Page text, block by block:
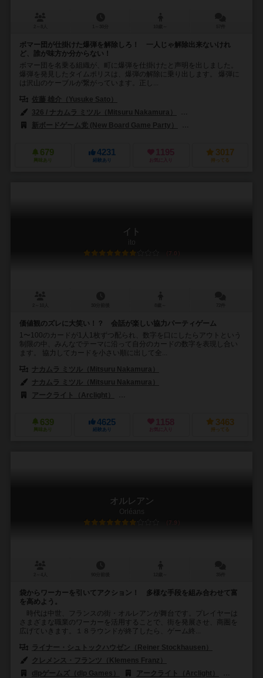
ボマー団が仕掛けた爆弾を解除しろ！ 一人じゃ解除出来ないけれ
ど、誰が味方か分からない！
ボマー団を名乗る組織が、町に爆弾を仕掛けたと声明を出しました。
爆弾を発見したタイムポリスは、爆弾の解除に乗り出します。 爆弾に
は沢山のケーブルが繋がっています。正し...
佐藤 雄介（Yusuke Sato）
326 / ナカムラ ミツル（Mitsuru Nakamura）
新ボードゲーム党 (New Board Game Party）
679
興味あり
4231
経験あり
1195
お気に入り
3017
持ってる
イト
ito
7.0
価値観のズレに大笑い！？ 会話が楽しい協力パーティゲーム
1〜100のカードが1人1枚ずつ配られ、数字を口にしたらアウトという
制限の中、みんなでテーマに沿って自分のカードの数字を表現し合い
ます。 協力してカードを小さい順に出して全...
ナカムラ ミツル（Mitsuru Nakamura）
ナカムラ ミツル（Mitsuru Nakamura）
アークライト（Arclight）
639
興味あり
4625
経験あり
1158
お気に入り
3463
持ってる
オルレアン
Orléans
7.9
袋からワーカーを引いてアクション！ 多様な手段を組み合わせて富
を高めよう。
時代は中世、フランスの街・オルレアンが舞台です。プレイヤーは
さまざまな職業のワーカーを活用することで、街を発展させ、商圏を
広げていきます。１８ラウンドが終了したら、ゲーム終...
ライナー・シュトックハウゼン（Reiner Stockhausen）
クレメンス・フランツ（Klemens Franz）
dlpゲームズ（dlp Games）
アークライト（Arclight）